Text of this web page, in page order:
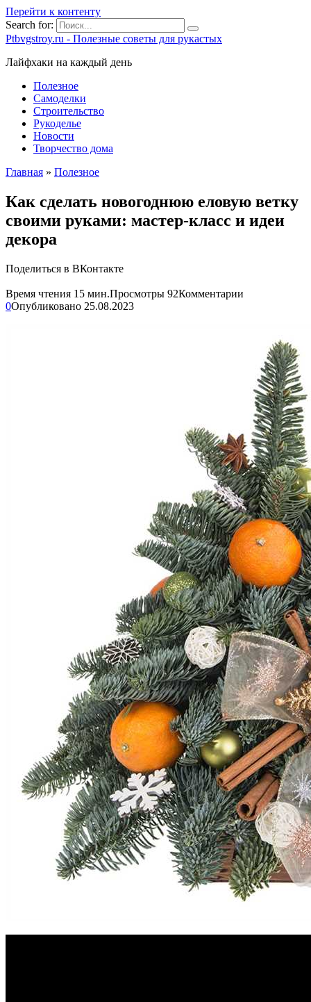
Перейти к контенту
Search for:
Ptbvgstroy.ru - Полезные советы для рукастых
Лайфхаки на каждый день
Полезное
Самоделки
Строительство
Рукоделье
Новости
Творчество дома
Главная » Полезное
Как сделать новогоднюю еловую ветку
своими руками: мастер-класс и идеи
декора
Поделиться в ВКонтакте
Время чтения 15 мин.Просмотры 92Комментарии
0Опубликовано 25.08.2023